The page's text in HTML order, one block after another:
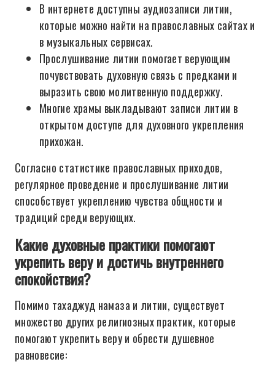
В интернете доступны аудиозаписи литии,
которые можно найти на православных сайтах и
в музыкальных сервисах.
Прослушивание литии помогает верующим
почувствовать духовную связь с предками и
выразить свою молитвенную поддержку.
Многие храмы выкладывают записи литии в
открытом доступе для духовного укрепления
прихожан.
Согласно статистике православных приходов,
регулярное проведение и прослушивание литии
способствует укреплению чувства общности и
традиций среди верующих.
Какие духовные практики помогают
укрепить веру и достичь внутреннего
спокойствия?
Помимо тахаджуд намаза и литии, существует
множество других религиозных практик, которые
помогают укрепить веру и обрести душевное
равновесие: